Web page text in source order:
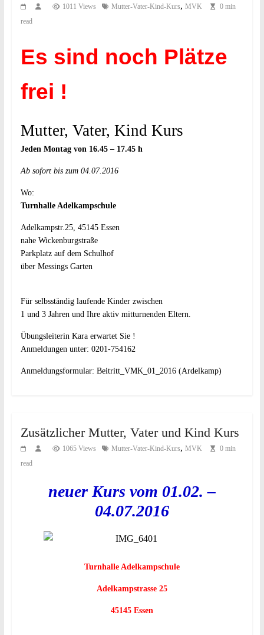
1011 Views Mutter-Vater-Kind-Kurs, MVK
0 min
read
Es sind noch Plätze
frei !
Mutter, Vater, Kind Kurs
Jeden Montag von 16.45 – 17.45 h
Ab sofort bis zum 04.07.2016
Wo:
Turnhalle Adelkampschule
Adelkampstr.25, 45145 Essen
nahe Wickenburgstraße
Parkplatz auf dem Schulhof
über Messings Garten
Für selbsständig laufende Kinder zwischen
1 und 3 Jahren und Ihre aktiv mitturnenden Eltern.
Übungsleiterin Kara erwartet Sie !
Anmeldungen unter: 0201-754162
Anmeldungsformular: Beitritt_VMK_01_2016 (Ardelkamp)
Zusätzlicher Mutter, Vater und Kind Kurs
1065 Views Mutter-Vater-Kind-Kurs, MVK
0 min
read
neuer Kurs vom 01.02. –
04.07.2016
Turnhalle Adelkampschule
Adelkampstrasse 25
45145 Essen